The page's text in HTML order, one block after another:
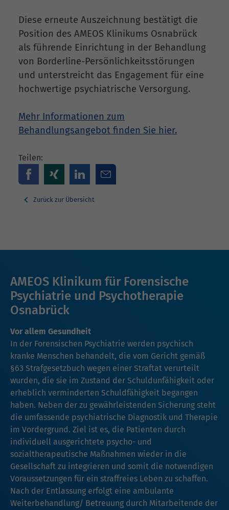
Diese erneute Auszeichnung bestätigt die
Position des AMEOS Klinikums Osnabrück
als führende Einrichtung in der Behandlung
von Borderline-Persönlichkeitsstörungen
und unterstreicht das Engagement für eine
hochwertige psychiatrische Versorgung.
Mehr Informationen zum
Behandlungsangebot finden Sie hier.
Teilen:
Zurück zur Übersicht
AMEOS Klinikum für Forensische
Psychiatrie und Psychotherapie
Osnabrück
Vor allem Gesundheit
In der Forensischen Psychiatrie werden psychisch
kranke Menschen behandelt, die vom Gericht gemäß
§63 Strafgesetzbuch wegen einer Straftat verurteilt
wurden, die sie im Zustand der Schuldunfähigkeit oder
erheblich verminderten Schuldfähigkeit begangen
haben. Neben der zu gewährleistenden Sicherung steht
die umfassende psychiatrische Diagnostik und Therapie
im Vordergrund. Ziel ist es, die Patienten durch
individuell ausgerichtete psycho- und
sozialtherapeutische Maßnahmen wieder in die
Gesellschaft zu integrieren und somit die notwendigen
Voraussetzungen für ein straffreies Leben zu schaffen.
Nach der Entlassung erfolgt eine ambulante
Weiterbehandlung/ Betreuung durch Mitarbeitende der